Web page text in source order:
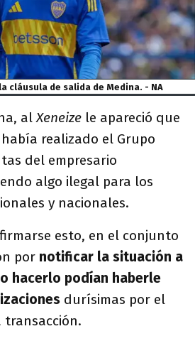
cláusula de salida de Medina. - NA
alXeneize le apareció que
realizado el Grupo
del empresario
algo ilegal para los
y nacionales.
esto, en el conjunto
por notificar la situación a
hacerlo podían haberle
durísimas por el
transacción.